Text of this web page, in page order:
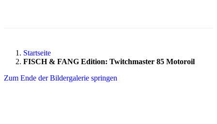
Startseite
FISCH & FANG Edition: Twitchmaster 85 Motoroil
Zum Ende der Bildergalerie springen